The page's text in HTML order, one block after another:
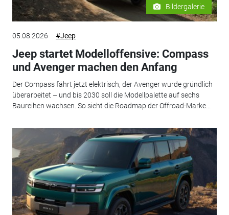
Bildergalerie
05.08.2026 #Jeep
Jeep startet Modelloffensive: Compass
und Avenger machen den Anfang
Der Compass fährt jetzt elektrisch, der Avenger wurde gründlich
überarbeitet – und bis 2030 soll die Modellpalette auf sechs
Baureihen wachsen. So sieht die Roadmap der Offroad-Marke...